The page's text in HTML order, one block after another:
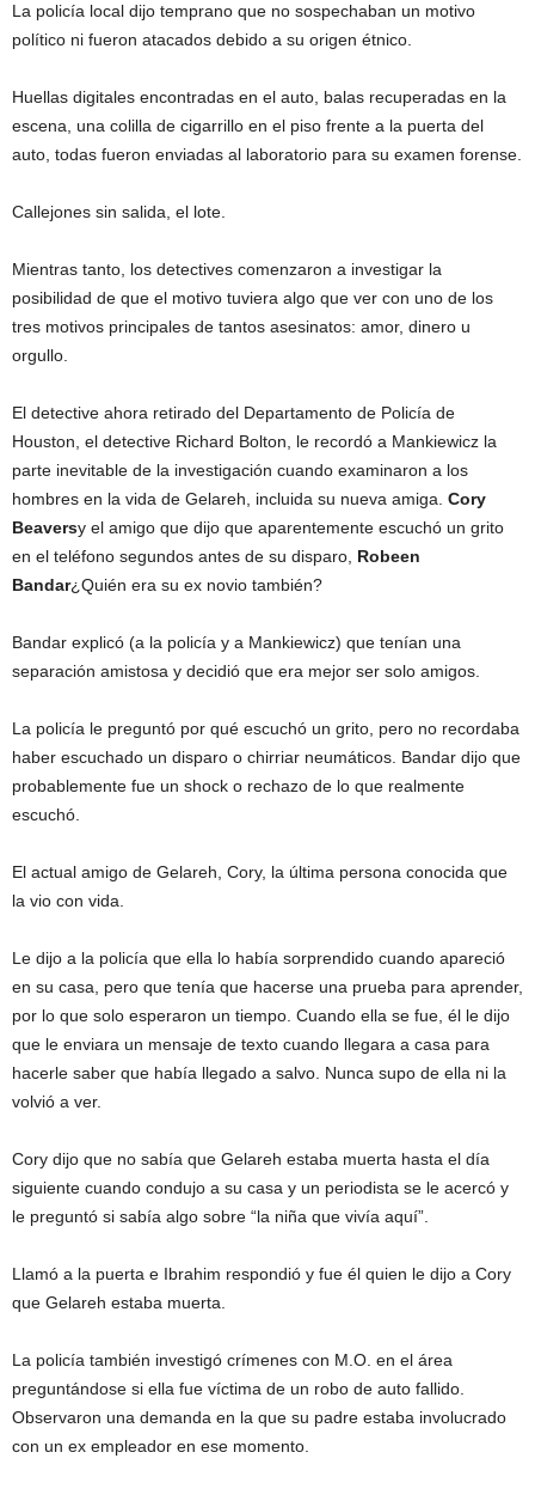
La policía local dijo temprano que no sospechaban un motivo
político ni fueron atacados debido a su origen étnico.
Huellas digitales encontradas en el auto, balas recuperadas en la
escena, una colilla de cigarrillo en el piso frente a la puerta del
auto, todas fueron enviadas al laboratorio para su examen forense.
Callejones sin salida, el lote.
Mientras tanto, los detectives comenzaron a investigar la
posibilidad de que el motivo tuviera algo que ver con uno de los
tres motivos principales de tantos asesinatos: amor, dinero u
orgullo.
El detective ahora retirado del Departamento de Policía de
Houston, el detective Richard Bolton, le recordó a Mankiewicz la
parte inevitable de la investigación cuando examinaron a los
hombres en la vida de Gelareh, incluida su nueva amiga. Cory
Beaversy el amigo que dijo que aparentemente escuchó un grito
en el teléfono segundos antes de su disparo, Robeen
Bandar¿Quién era su ex novio también?
Bandar explicó (a la policía y a Mankiewicz) que tenían una
separación amistosa y decidió que era mejor ser solo amigos.
La policía le preguntó por qué escuchó un grito, pero no recordaba
haber escuchado un disparo o chirriar neumáticos. Bandar dijo que
probablemente fue un shock o rechazo de lo que realmente
escuchó.
El actual amigo de Gelareh, Cory, la última persona conocida que
la vio con vida.
Le dijo a la policía que ella lo había sorprendido cuando apareció
en su casa, pero que tenía que hacerse una prueba para aprender,
por lo que solo esperaron un tiempo. Cuando ella se fue, él le dijo
que le enviara un mensaje de texto cuando llegara a casa para
hacerle saber que había llegado a salvo. Nunca supo de ella ni la
volvió a ver.
Cory dijo que no sabía que Gelareh estaba muerta hasta el día
siguiente cuando condujo a su casa y un periodista se le acercó y
le preguntó si sabía algo sobre “la niña que vivía aquí”.
Llamó a la puerta e Ibrahim respondió y fue él quien le dijo a Cory
que Gelareh estaba muerta.
La policía también investigó crímenes con M.O. en el área
preguntándose si ella fue víctima de un robo de auto fallido.
Observaron una demanda en la que su padre estaba involucrado
con un ex empleador en ese momento.